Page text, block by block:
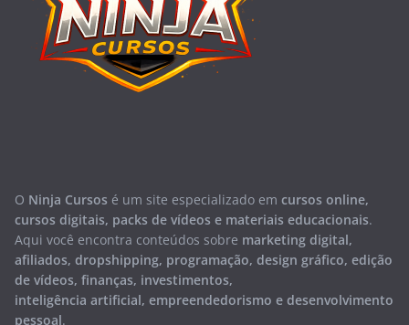
O Ninja Cursos é um site especializado em cursos online,
cursos digitais, packs de vídeos e materiais educacionais.
Aqui você encontra conteúdos sobre marketing digital,
afiliados, dropshipping, programação, design gráfico, edição
de vídeos, finanças, investimentos,
inteligência artificial, empreendedorismo e desenvolvimento
pessoal.